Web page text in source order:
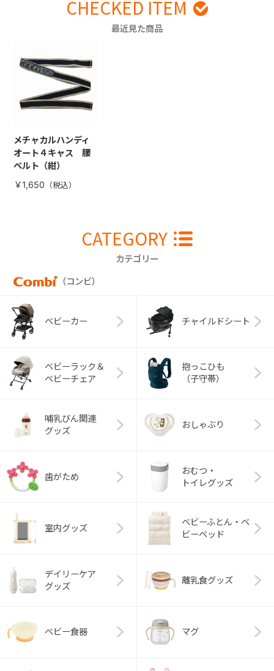
CHECKED ITEM
最近見た商品
メチャカルハンディ
オート４キャス 腰
ベルト（紺）
￥1,650
CATEGORY
カテゴリー
（コンビ）
ベビーカー チャイルドシート
ベビーラック＆
ベビーチェア
抱っこひも
（子守帯）
哺乳びん関連
グッズ
おしゃぶり
歯がため
おむつ・
トイレグッズ
室内グッズ
ベビーふとん・ベ
ビーベッド
デイリーケア
グッズ
離乳食グッズ
ベビー食器 マグ